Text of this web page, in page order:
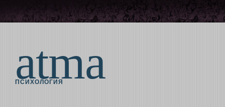
atma
ПСИХОЛОГИЯ